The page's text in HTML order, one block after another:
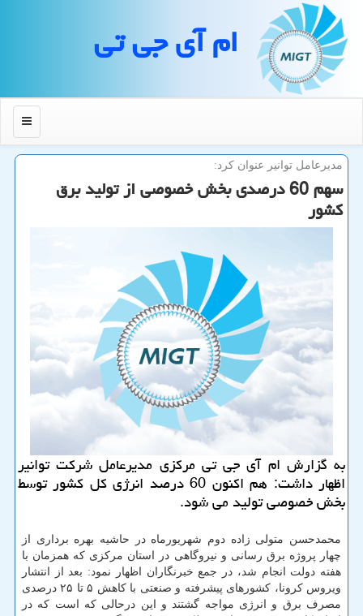
ام آی جی تی
منو
مدیرعامل توانیر عنوان كرد:
سهم 60 درصدی بخش خصوصی از تولید برق
كشور
به گزارش ام آی جی تی مركزی مدیرعامل شركت توانیر
اظهار داشت: هم اكنون 60 درصد انرژی كل كشور توسط
بخش خصوصی تولید می شود.
محمدحسن متولی زاده دوم شهریورماه در حاشیه بهره برداری از
چهار پروژه برق رسانی و نیروگاهی در استان مرکزی که همزمان با
هفته دولت انجام شد، در جمع خبرنگاران اظهار نمود: بعد از انتشار
ویروس کرونا، کشورهای پیشرفته و صنعتی با کاهش ۵ تا ۲۵ درصدی
مصرف برق و انرژی مواجه گشتند و این درحالی که است که در